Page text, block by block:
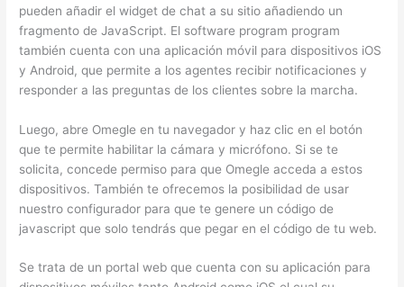
pueden añadir el widget de chat a su sitio añadiendo un
fragmento de JavaScript. El software program program
también cuenta con una aplicación móvil para dispositivos iOS
y Android, que permite a los agentes recibir notificaciones y
responder a las preguntas de los clientes sobre la marcha.
Luego, abre Omegle en tu navegador y haz clic en el botón
que te permite habilitar la cámara y micrófono. Si se te
solicita, concede permiso para que Omegle acceda a estos
dispositivos. También te ofrecemos la posibilidad de usar
nuestro configurador para que te genere un código de
javascript que solo tendrás que pegar en el código de tu web.
Se trata de un portal web que cuenta con su aplicación para